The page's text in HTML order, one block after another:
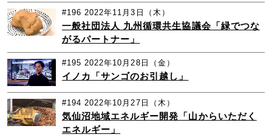
#196 2022年11月3日（木）
一般社団法人 九州循環共生協議会「緑でつな
がるパートナー」
#195 2022年10月28日（金）
イノカ「サンゴのお引越し」
#194 2022年10月27日（木）
気仙沼地域エネルギー開発「山からいただく
エネルギー」